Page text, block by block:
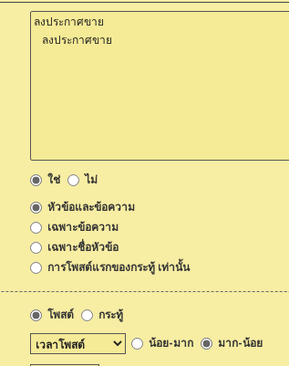
ใช่
ไม่
หัวข้อและข้อความ
เฉพาะข้อความ
เฉพาะชื่อหัวข้อ
การโพสต์แรกของกระทู้ เท่านั้น
โพสต์
กระทู้
น้อย-มาก
มาก-น้อย